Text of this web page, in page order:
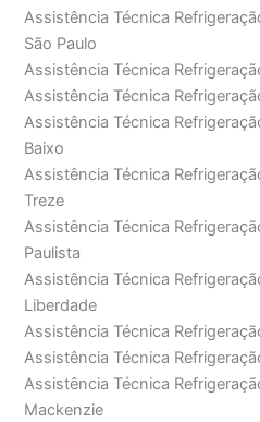
Assistência Técnica
São Paulo
Assistência Técnica
Assistência Técnica
Assistência Técnica
Baixo
Assistência Técnica
Treze
Assistência Técnica
Paulista
Assistência Técnica
Liberdade
Assistência Técnica
Assistência Técnica
Assistência Técnica
Mackenzie